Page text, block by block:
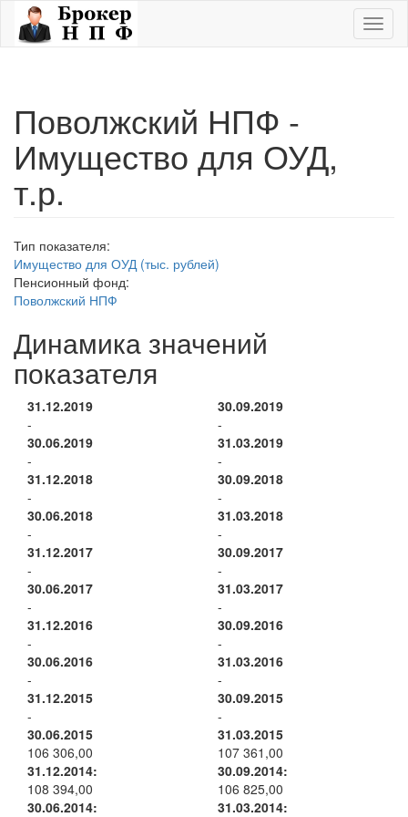
Перейти к основному содержанию
Поволжский НПФ -
Имущество для ОУД,
т.р.
Тип показателя:
Имущество для ОУД (тыс. рублей)
Пенсионный фонд:
Поволжский НПФ
Динамика значений
показателя
31.12.2019
-
30.09.2019
-
30.06.2019
-
31.03.2019
-
31.12.2018
-
30.09.2018
-
30.06.2018
-
31.03.2018
-
31.12.2017
-
30.09.2017
-
30.06.2017
-
31.03.2017
-
31.12.2016
-
30.09.2016
-
30.06.2016
-
31.03.2016
-
31.12.2015
-
30.09.2015
-
30.06.2015
106 306,00
31.03.2015
107 361,00
31.12.2014:
108 394,00
30.09.2014:
106 825,00
30.06.2014:
31.03.2014: